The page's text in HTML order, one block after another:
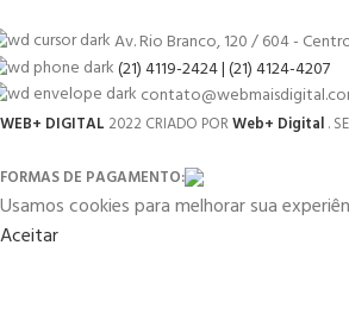
Av. Rio Branco, 120 / 604 -
(21) 4119-2424 | (21) 4124-4207
WEB+ DIGITAL 2022 CRIADO PORWeb+ Digital.
FORMAS DE PAGAMENTO:
Usamos cookies para melhorar sua
Aceitar